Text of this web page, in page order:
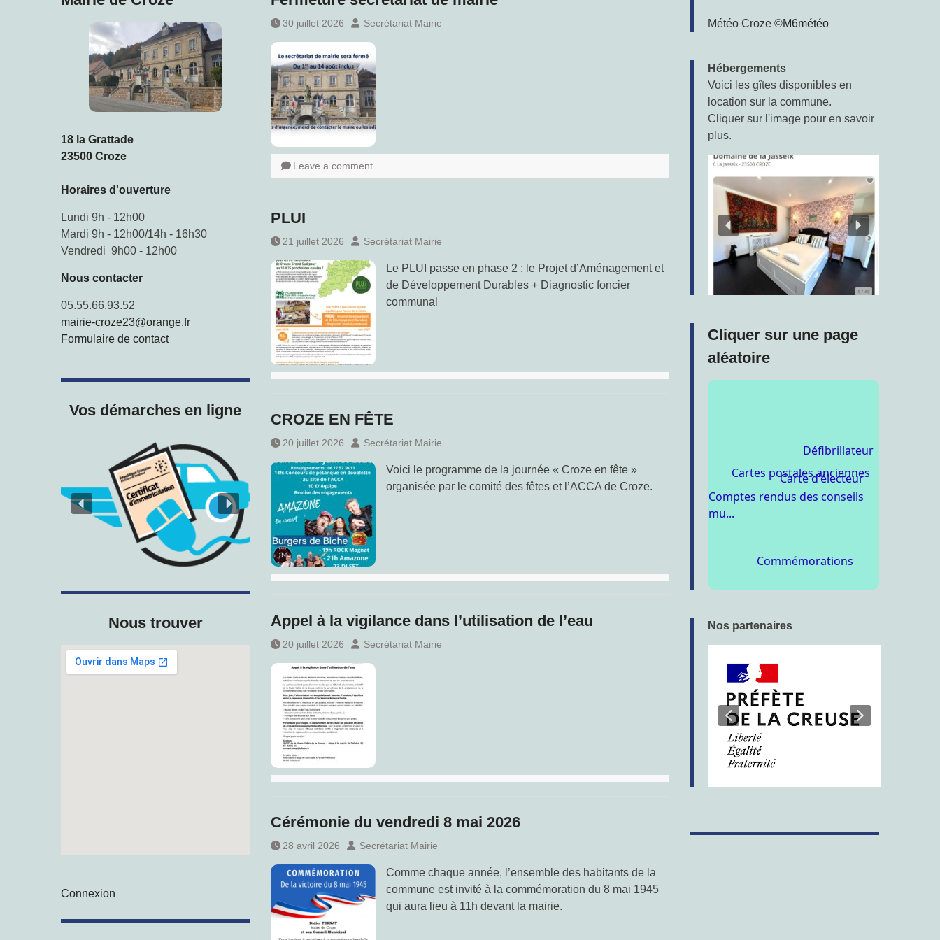
30 juillet 2026 Secrétariat Mairie
Leave a comment
PLUI
21 juillet 2026 Secrétariat Mairie
Le PLUI passe en phase 2 : le Projet d’Aménagement et
de Développement Durables + Diagnostic foncier
communal
CROZE EN FÊTE
20 juillet 2026 Secrétariat Mairie
Voici le programme de la journée « Croze en fête »
organisée par le comité des fêtes et l’ACCA de Croze.
Appel à la vigilance dans l’utilisation de l’eau
20 juillet 2026 Secrétariat Mairie
Cérémonie du vendredi 8 mai 2026
28 avril 2026 Secrétariat Mairie
Comme chaque année, l’ensemble des habitants de la
commune est invité à la commémoration du 8 mai 1945
qui aura lieu à 11h devant la mairie.
Météo Croze ©M6météo
Hébergements
Voici les gîtes disponibles en
location sur la commune.
Cliquer sur l'image pour en savoir
plus.
Cliquer sur une page
aléatoire
Défibrillateur
Cartes postales anciennes
Commémorations
Carte d'électeur
Comptes rendus des conseils
mu...
Nos partenaires
18 la Grattade
23500 Croze
Horaires d'ouverture
Lundi 9h - 12h00
Mardi 9h - 12h00/14h - 16h30
Vendredi 9h00 - 12h00
Nous contacter
05.55.66.93.52
mairie-croze23@orange.fr
Formulaire de contact
Vos démarches en ligne
Nous trouver
Connexion